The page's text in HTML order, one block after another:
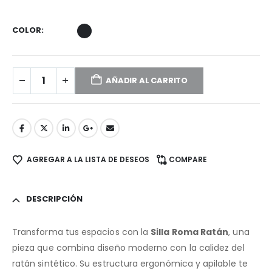
COLOR
AÑADIR AL CARRITO
AGREGAR A LA LISTA DE DESEOS COMPARE
DESCRIPCIÓN
Transforma tus espacios con la Silla Roma Ratán, una
pieza que combina diseño moderno con la calidez del
ratán sintético. Su estructura ergonómica y apilable te